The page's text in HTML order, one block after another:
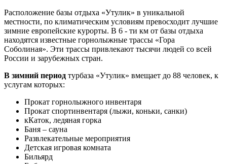
Расположение базы отдыха «Утулик» в уникальной
местности, по климатическим условиям превосходит лучшие
зимние европейские курорты. В 6 - ти км от базы отдыха
находятся известные горнолыжные трассы «Гора
Соболиная». Эти трассы привлекают тысячи людей со всей
России и зарубежных стран.
В зимний период турбаза «Утулик» вмещает до 88 человек, к
услугам которых:
Прокат горнолыжного инвентаря
Прокат спортинвентаря (лыжи, коньки, санки)
кКаток, ледяная горка
Баня – сауна
Развлекательные мероприятия
Детская игровая комната
Бильярд